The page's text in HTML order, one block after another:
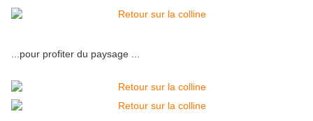
...pour profiter du paysage ...